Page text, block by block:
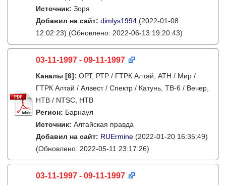
Источник: Зоря
Добавил на сайт: dimlys1994 (2022-01-08
12:02:23) (Обновлено: 2022-06-13 19:20:43)
03-11-1997 - 09-11-1997
Каналы [6]: ОРТ, РТР / ГТРК Алтай, АТН / Мир /
ГТРК Алтай / Алвест / Спектр / Катунь, ТВ-6 / Вечер,
НТВ / NTSC, НТВ
Регион: Барнаул
Источник: Алтайская правда
Добавил на сайт: RUErmine (2022-01-20 16:35:49)
(Обновлено: 2022-05-11 23:17:26)
03-11-1997 - 09-11-1997